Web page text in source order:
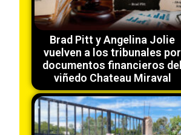
Brad Pitt y Angelina Jolie
vuelven a los tribunales por
documentos financieros del
viñedo Chateau Miraval